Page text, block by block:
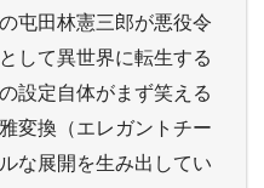
屯田林憲三郎が悪役令
して異世界に転生する
設定自体がまず笑える
変換（エレガントチー
な展開を生み出してい